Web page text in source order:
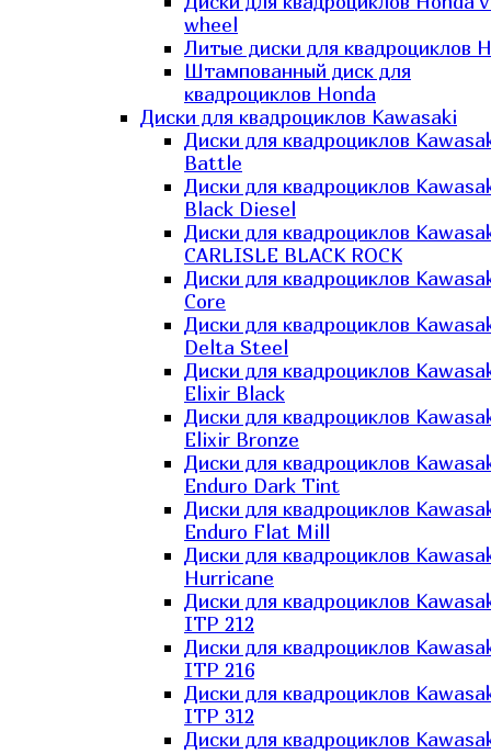
wheel
Литые диски для квадроциклов
Штампованный диск для
квадроциклов Honda
Диски для квадроциклов Kawasaki
Диски для квадроциклов
Battle
Диски для квадроциклов
Black Diesel
Диски для квадроциклов
CARLISLE BLACK ROCK
Диски для квадроциклов
Core
Диски для квадроциклов
Delta Steel
Диски для квадроциклов
Elixir Black
Диски для квадроциклов
Elixir Bronze
Диски для квадроциклов
Enduro Dark Tint
Диски для квадроциклов
Enduro Flat Mill
Диски для квадроциклов
Hurricane
Диски для квадроциклов
ITP 212
Диски для квадроциклов
ITP 216
Диски для квадроциклов
ITP 312
Диски для квадроциклов